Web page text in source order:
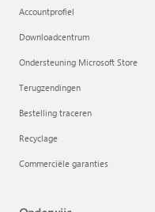
Accountprofiel
Downloadcentrum
Ondersteuning Microsoft Store
Terugzendingen
Bestelling traceren
Recyclage
Commerciële garanties